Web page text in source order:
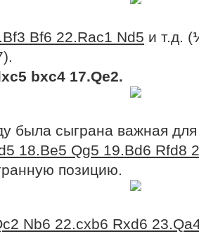
Bf6 22.Rac1 Nd5 и т.д. (
bxc4 17.Qe2.
была сыграна важная для
18.Be5 Qg5 19.Bd6 Rfd8
позицию.
Nb6 22.cxb6 Rxd6